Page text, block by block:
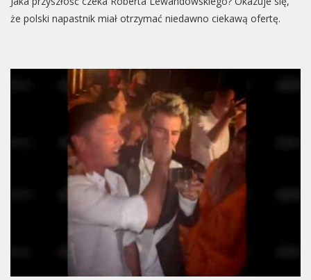
że polski napastnik miał otrzymać niedawno ciekawą ofertę.